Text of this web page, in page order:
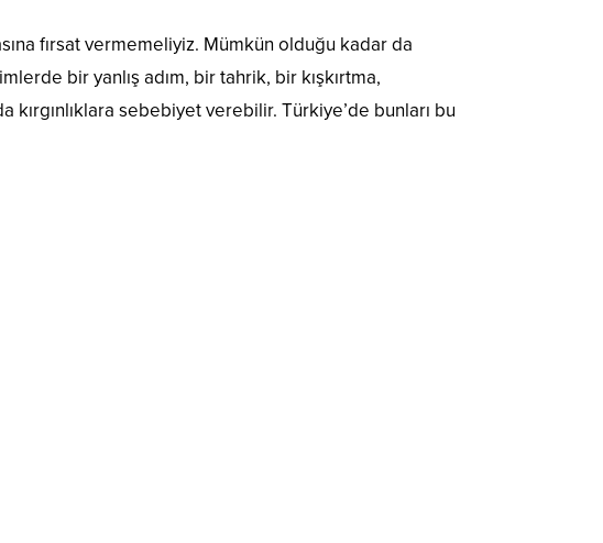
fırsat vermemeliyiz. Mümkün olduğu kadar da
bir yanlış adım, bir tahrik, bir kışkırtma,
kırgınlıklara sebebiyet verebilir. Türkiye’de bunları bu